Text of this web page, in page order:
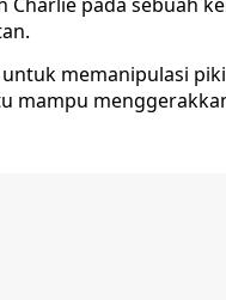
memanipulasi
mampu